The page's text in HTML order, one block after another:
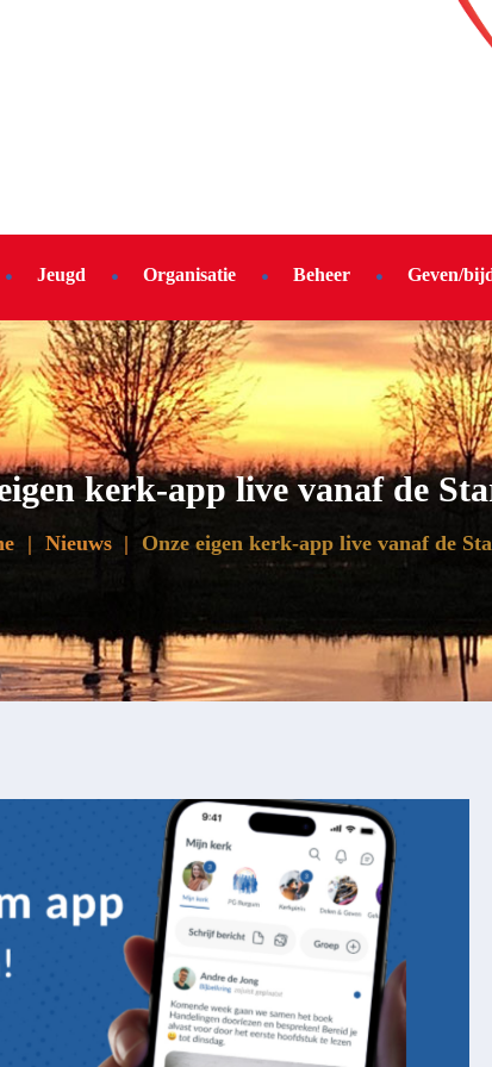
Jeugd Organisatie Beheer Geven/
kerk-app live vanaf de
Nieuws Onze eigen kerk-app live vanaf de